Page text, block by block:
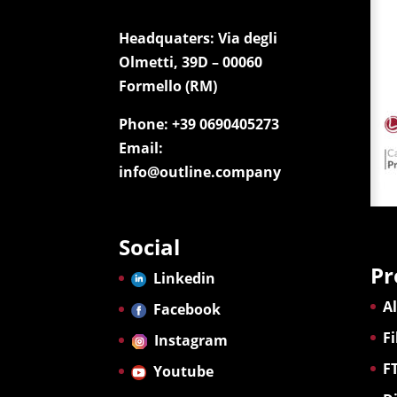
Headquaters: Via degli
Olmetti, 39D – 00060
Formello (RM)
Phone: +39 0690405273
Email:
info@outline.company
Social
Linkedin
Facebook
Instagram
Youtube